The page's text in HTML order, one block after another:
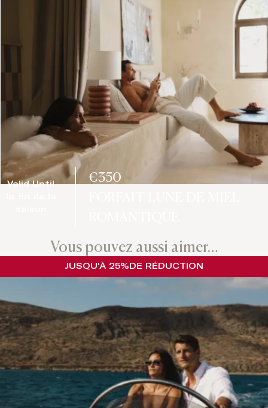
Valid Until
€350
Vous pouvez aussi aimer…
JUSQU'À 25% DE RÉDUCTION